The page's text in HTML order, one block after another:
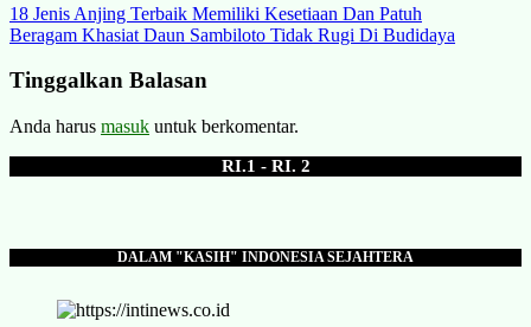
Navigasi
pos
18 Jenis Anjing Terbaik Memiliki Kesetiaan Dan Patuh
Beragam Khasiat Daun Sambiloto Tidak Rugi Di Budidaya
Tinggalkan Balasan
Anda harus masuk untuk berkomentar.
RI.1 - RI. 2
DALAM "KASIH" INDONESIA SEJAHTERA